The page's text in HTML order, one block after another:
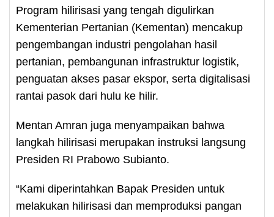
Program hilirisasi yang tengah digulirkan
Kementerian Pertanian (Kementan) mencakup
pengembangan industri pengolahan hasil
pertanian, pembangunan infrastruktur logistik,
penguatan akses pasar ekspor, serta digitalisasi
rantai pasok dari hulu ke hilir.
Mentan Amran juga menyampaikan bahwa
langkah hilirisasi merupakan instruksi langsung
Presiden RI Prabowo Subianto.
“Kami diperintahkan Bapak Presiden untuk
melakukan hilirisasi dan memproduksi pangan